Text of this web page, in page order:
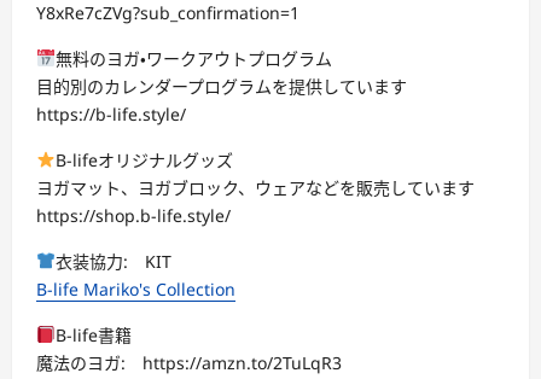
Y8xRe7cZVg?sub_confirmation=1
無料のヨガ・ワークアウトプログラム
目的別のカレンダープログラムを提供しています
https://b-life.style/
B-lifeオリジナルグッズ
ヨガマット、ヨガブロック、ウェアなどを販売しています
https://shop.b-life.style/
衣装協力: KIT
B-life Mariko's Collection
B-life書籍
魔法のヨガ: https://amzn.to/2TuLqR3